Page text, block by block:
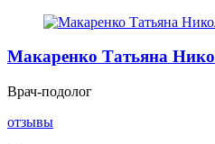
Макаренко Татьяна
Врач-подолог
отзывы